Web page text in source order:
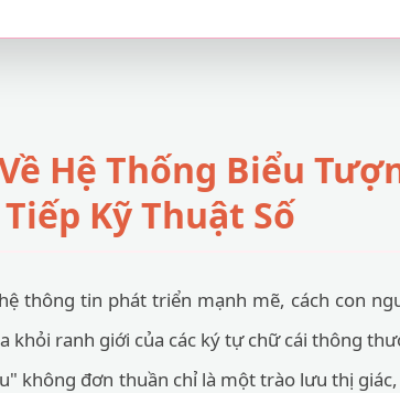
Hệ Thống Biểu
Kỹ Thuật Số
thông tin phát triển mạnh mẽ, cách con
khỏi ranh giới của các ký tự chữ cái thông
không đơn thuần chỉ là một trào lưu thị